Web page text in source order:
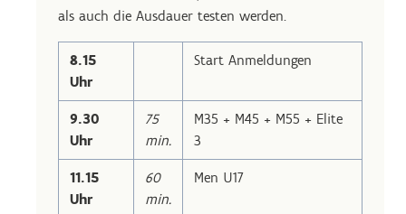
als auch die Ausdauer testen werden.
8.15
Uhr
Start Anmeldungen
9.30
Uhr
75
min.
M35 + M45 + M55 + Elite
3
11.15
Uhr
60
min.
Men U17